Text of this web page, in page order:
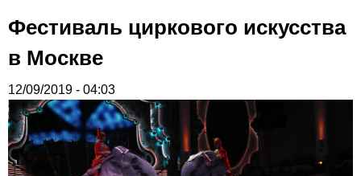
Фестиваль циркового искусства
в Москве
12/09/2019 - 04:03